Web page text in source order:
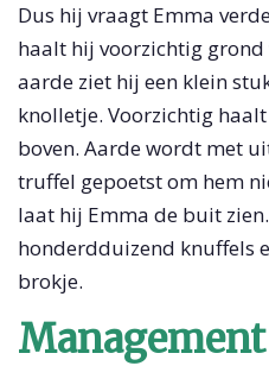
Dus hij vraagt Emma
haalt hij voorzichtig
aarde ziet hij een klein
knolletje. Voorzichtig
boven. Aarde wordt met
truffel gepoetst om hem
laat hij Emma de buit
honderdduizend knuffels
brokje.